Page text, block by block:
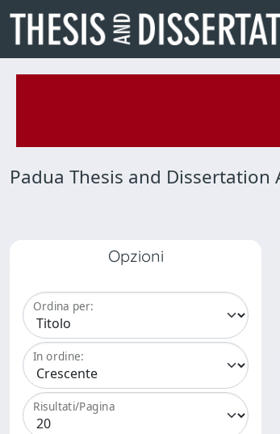
Padua Thesis and Dissertation
Opzioni
Ordina per:
In ordine:
Risultati/Pagina